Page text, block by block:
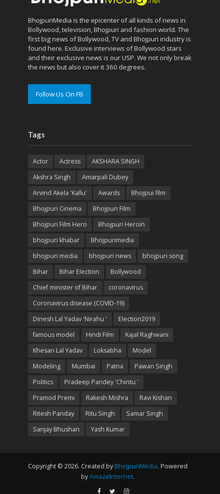
BhojpuriMedia is the epicenter of all kinds of news in
Bollywood, television, Bhojpuri and fashion world. The
first big news of Bollywood, TV and Bhojpuri industry is
found here. Exclusive interviews of Bollywood stars
and their exclusive news is our USP. We not only break
the news but also cover it 360 degrees.
Follow Us On FB
Tags
Actor Actress
AKSHARA SINGH
Akshra Singh
Amarpali Dubey
Arvind Akela 'Kallu'
Awards
Bhojpui film
Bhojpuri Cinema
Bhojpuri Film
Bhojpuri Film Hero
Bhojpuri Heroin
bhojpuri khabar
Bhojpurimedia
bhojpuri media
bhojpuri news
bhojpuri song
Bihar
Bihar Election
Bollywood
Chief minister of Bihar
coronavirus
Coronavirus disease (COVID-19)
Dinesh Lal Yadav 'Nirahu '
Election2019
famous model
Hindi Film
Kajal Raghwani
Khesari Lal Yadav
Loksabha
Model
Modeling
Mumbai Patna
Pawan Singh
Politics
Pradeep Pandey 'Chintu '
Pramod Premi
Rakesh Mishra
Ravi Kishan
Ritesh Panday
Ritu Singh
Samar Singh
Sanjay Bhushan
Yash Kumar
Copyright © 2026. Created by BhojpuriMedia. Powered
byAmazeInternet.